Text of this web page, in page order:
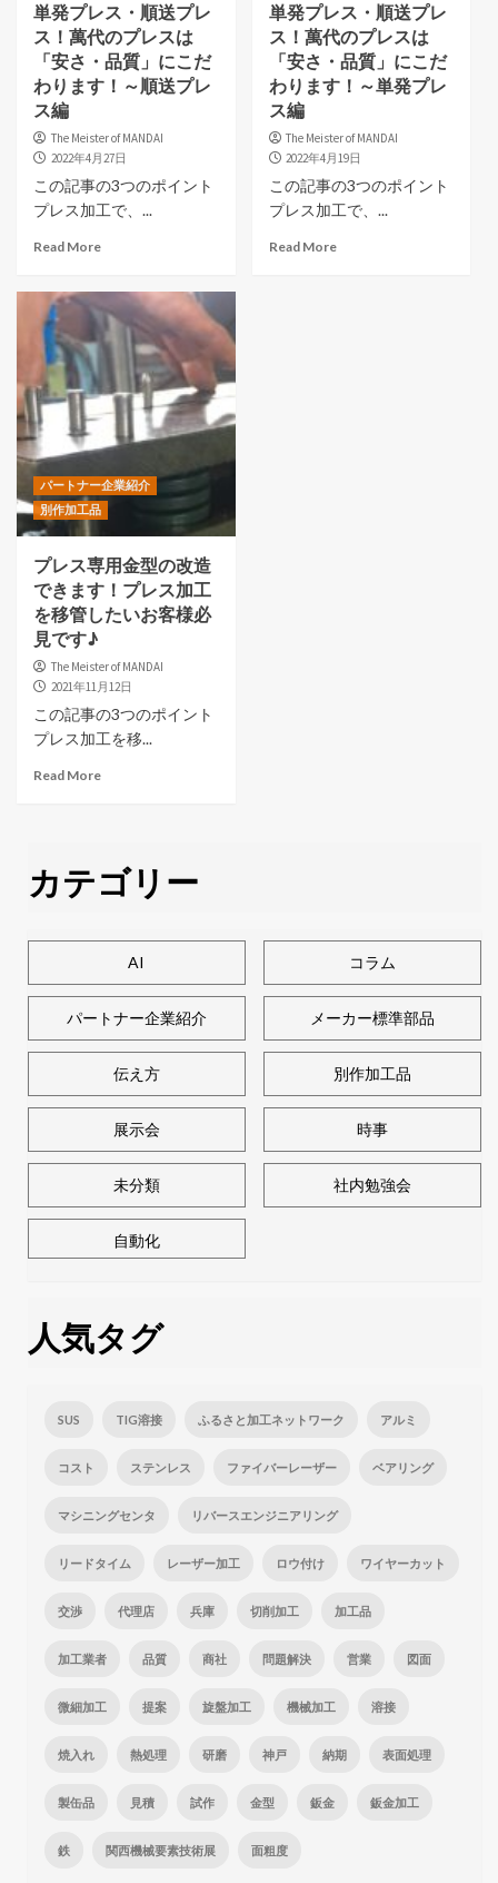
単発プレス・順送プレ
ス！萬代のプレスは
「安さ・品質」にこだ
わります！～順送プレ
ス編
The Meister of MANDAI
2022年4月27日
この記事の3つのポイント
プレス加工で、...
Read More
単発プレス・順送プレ
ス！萬代のプレスは
「安さ・品質」にこだ
わります！～単発プレ
ス編
The Meister of MANDAI
2022年4月19日
この記事の3つのポイント
プレス加工で、...
Read More
パートナー企業紹介
別作加工品
プレス専用金型の改造
できます！プレス加工
を移管したいお客様必
見です♪
The Meister of MANDAI
2021年11月12日
この記事の3つのポイント
プレス加工を移...
Read More
カテゴリー
AI コラム
パートナー企業紹介 メーカー標準部品
伝え方 別作加工品
展示会 時事
未分類 社内勉強会
自動化
人気タグ
SUS TIG溶接 ふるさと加工ネットワーク アルミ
コスト ステンレス ファイバーレーザー ベアリング
マシニングセンタ リバースエンジニアリング
リードタイム レーザー加工 ロウ付け ワイヤーカット
交渉 代理店 兵庫 切削加工 加工品
加工業者 品質 商社 問題解決 営業 図面
微細加工 提案 旋盤加工 機械加工 溶接
焼入れ 熱処理 研磨 神戸 納期 表面処理
製缶品 見積 試作 金型 鈑金 鈑金加工
鉄 関西機械要素技術展 面粗度